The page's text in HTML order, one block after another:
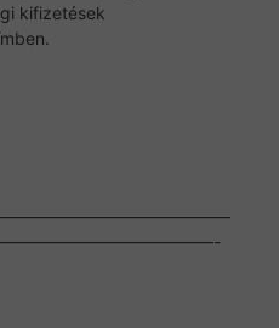
kifizetések